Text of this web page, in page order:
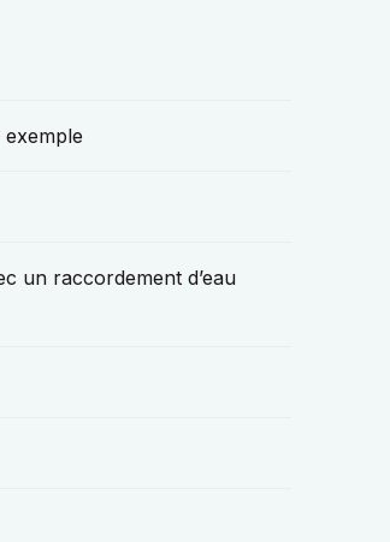
un raccordement d’eau